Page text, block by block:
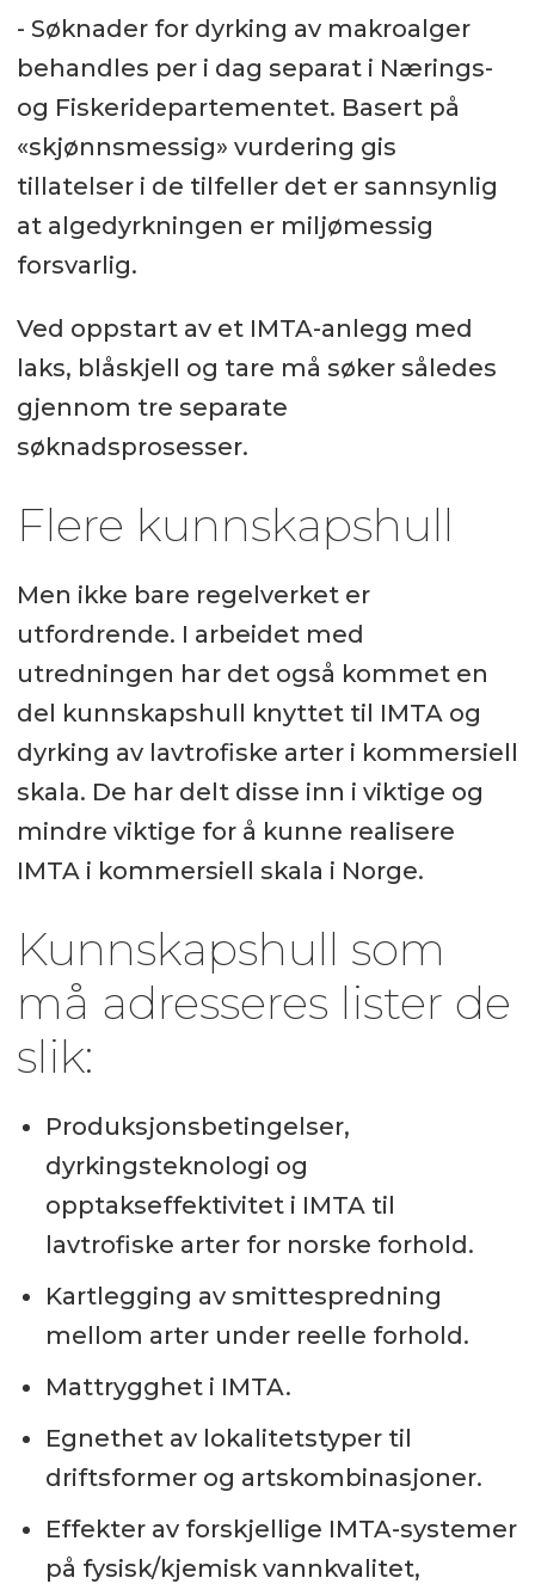
- Søknader for dyrking av makroalger
behandles per i dag separat i Nærings-
og Fiskeridepartementet. Basert på
«skjønnsmessig» vurdering gis
tillatelser i de tilfeller det er sannsynlig
at algedyrkningen er miljømessig
forsvarlig.
Ved oppstart av et IMTA-anlegg med
laks, blåskjell og tare må søker således
gjennom tre separate
søknadsprosesser.
Flere kunnskapshull
Men ikke bare regelverket er
utfordrende. I arbeidet med
utredningen har det også kommet en
del kunnskapshull knyttet til IMTA og
dyrking av lavtrofiske arter i kommersiell
skala. De har delt disse inn i viktige og
mindre viktige for å kunne realisere
IMTA i kommersiell skala i Norge.
Kunnskapshull som
må adresseres lister de
slik:
Produksjonsbetingelser,
dyrkingsteknologi og
opptakseffektivitet i IMTA til
lavtrofiske arter for norske forhold.
Kartlegging av smittespredning
mellom arter under reelle forhold.
Mattrygghet i IMTA.
Egnethet av lokalitetstyper til
driftsformer og artskombinasjoner.
Effekter av forskjellige IMTA-systemer
på fysisk/kjemisk vannkvalitet,